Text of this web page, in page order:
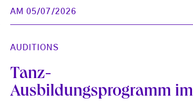
AM 05/07/2026
AUDITIONS
Tanz-
Ausbildungsprogramm im